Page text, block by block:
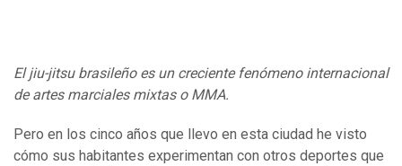
El jiu-jitsu brasileño es un creciente fenómeno internacional
de artes marciales mixtas o MMA.
Pero en los cinco años que llevo en esta ciudad he visto
cómo sus habitantes experimentan con otros deportes que